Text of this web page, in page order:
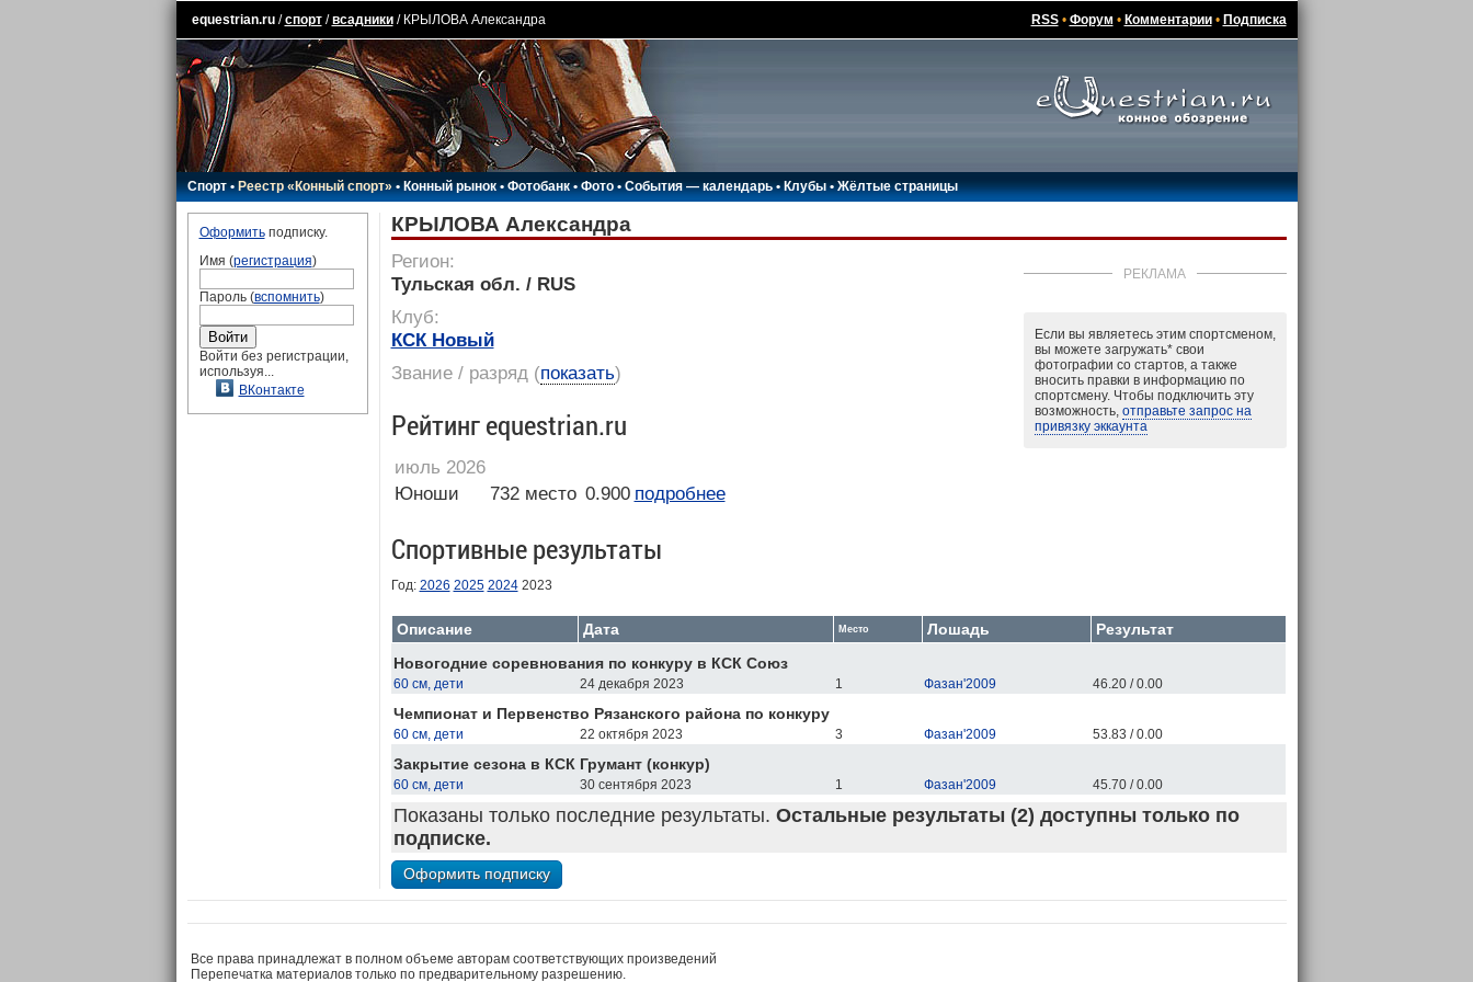
equestrian.ru/спорт/всадники/ КРЫЛОВА Александра RSS• Форум • Комментарии• Подписка
Спорт•Реестр «Конный спорт»•Конный рынок•Фотобанк •Фото•События — календарь•Клубы •Жёлтые страницы
Оформитьподписку.
Имя (регистрация)
Пароль (вспомнить)
Войти без регистрации,
используя...
ВКонтакте
КРЫЛОВА Александра
РЕКЛАМА
Если вы являетесь этим спортсменом,
вы можете загружать*свои
фотографии со стартов, а также
вносить правки в информацию по
спортсмену. Чтобы подключить эту
возможность, отправьте запрос на
привязку эккаунта
Регион:
Тульская обл. / RUS
Клуб:
КСК Новый
Звание / разряд(показать)
Рейтинг equestrian.ru
июль 2026
Юноши
732 место 0.900 подробнее
Спортивные результаты
Год: 2026 2025 20242023
Описание Дата Место Лошадь
Результат
Новогодние соревнования по конкуру в КСК Союз
60 см, дети 24 декабря 2023 1 Фазан'2009 46.20 / 0.00
Чемпионат и Первенство Рязанского района по конкуру
60 см, дети 22 октября 2023 3 Фазан'2009 53.83 / 0.00
Закрытие сезона в КСК Грумант (конкур)
60 см, дети 30 сентября 2023 1 Фазан'2009 45.70 / 0.00
Показаны только последние результаты. Остальные результаты (2) доступны только по
подписке.
Все права принадлежат в полном объеме авторам соответствующих произведений
Перепечатка материалов только по предварительному разрешению.